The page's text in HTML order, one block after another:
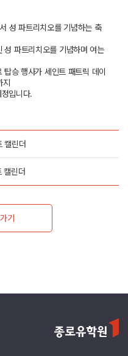
성 파트리치오를 기념하는 축
성 파트리치오를 기념하며 여는
승 행사가 세인트 패트릭 데이
입니다.
캘린더
캘린더
기